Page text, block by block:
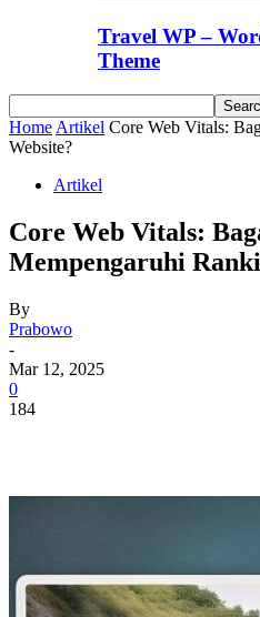
Travel WP –
Theme
Home Artikel Core Web Vitals:
Website?
Artikel
Core Web Vitals:
Mempengaruhi
By
Prabowo
-
Mar 12, 2025
0
184